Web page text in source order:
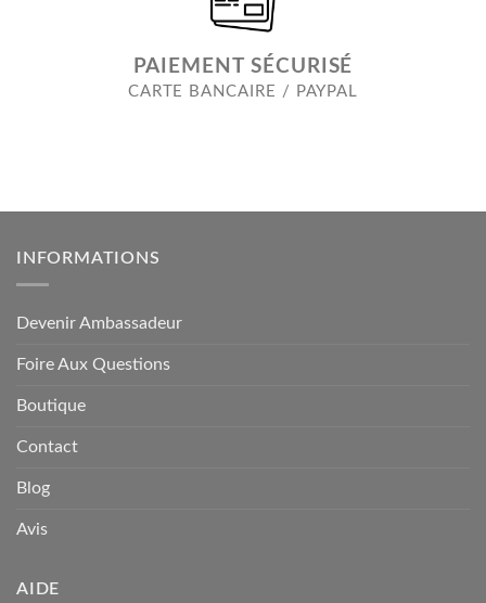
PAIEMENT SÉCURISÉ
CARTE BANCAIRE / PAYPAL
INFORMATIONS
Devenir Ambassadeur
Foire Aux Questions
Boutique
Contact
Blog
Avis
AIDE